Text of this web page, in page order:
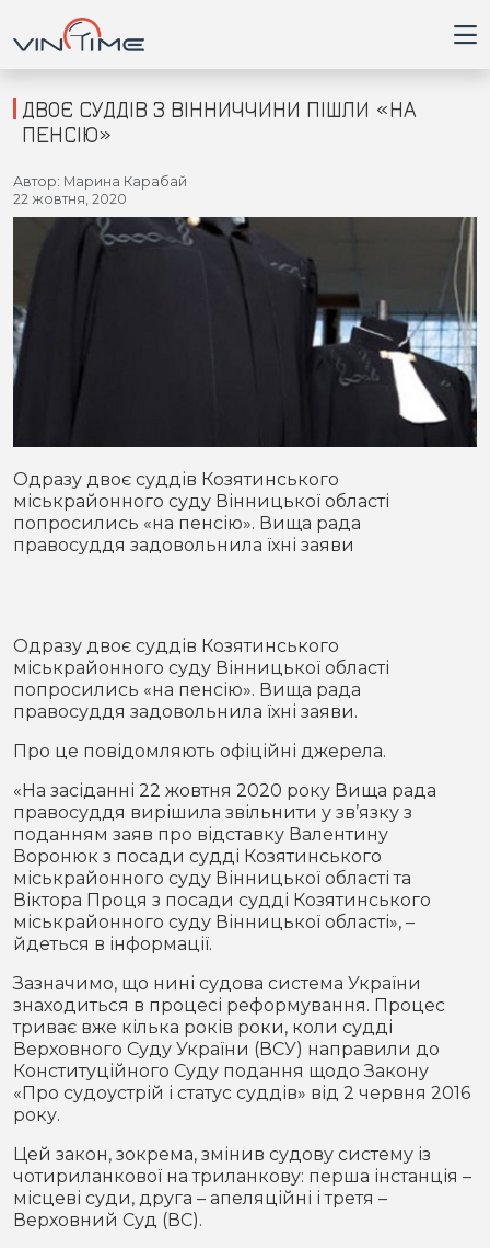
Головна
Здоров'я
Приватна думка
В кулуарах
Місто
Життя
Конфлікти
Партнери
Спорт
Футбол
Контакти
Підписатись на нас у Telegram
ДВОЄ СУДДІВ З ВІННИЧЧИНИ ПІШЛИ «НА
ПЕНСІЮ»
Автор: Марина Карабай
22 жовтня, 2020
Одразу двоє суддів Козятинського
міськрайонного суду Вінницької області
попросились «на пенсію». Вища рада
правосуддя задовольнила їхні заяви
Одразу двоє суддів Козятинського
міськрайонного суду Вінницької області
попросились «на пенсію». Вища рада
правосуддя задовольнила їхні заяви.
Про це повідомляють офіційні джерела.
«На засіданні 22 жовтня 2020 року Вища рада
правосуддя вирішила звільнити у зв’язку з
поданням заяв про відставку Валентину
Воронюк з посади судді Козятинського
міськрайонного суду Вінницької області та
Віктора Проця з посади судді Козятинського
міськрайонного суду Вінницької області», –
йдеться в інформації.
Зазначимо, що нині судова система України
знаходиться в процесі реформування. Процес
триває вже кілька років роки, коли судді
Верховного Суду України (ВСУ) направили до
Конституційного Суду подання щодо Закону
«Про судоустрій і статус суддів» від 2 червня 2016
року.
Цей закон, зокрема, змінив судову систему із
чотириланкової на триланкову: перша інстанція –
місцеві суди, друга – апеляційні і третя –
Верховний Суд (ВС).